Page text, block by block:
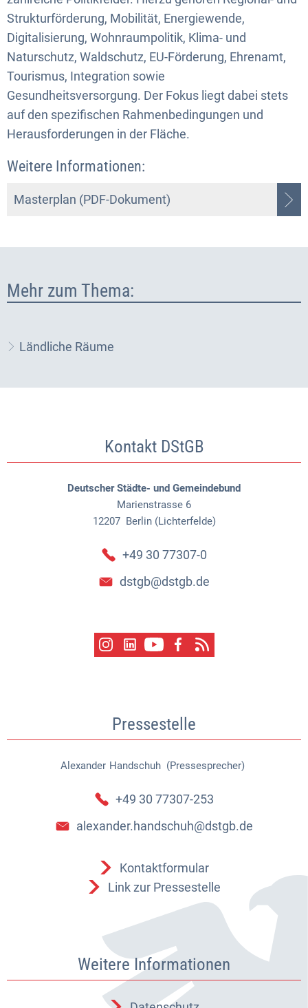
Strukturförderung, Mobilität, Energiewende,
Digitalisierung, Wohnraumpolitik, Klima- und
Naturschutz, Waldschutz, EU-Förderung, Ehrenamt,
Tourismus, Integration sowie
Gesundheitsversorgung. Der Fokus liegt dabei stets
auf den spezifischen Rahmenbedingungen und
Herausforderungen in der Fläche.
Weitere Informationen:
Masterplan (PDF-Dokument)
Mehr zum Thema:
Ländliche Räume
Kontakt DStGB
Deutscher Städte- und Gemeindebund
Marienstrasse 6
12207 Berlin (Lichterfelde)
+49 30 77307-0
dstgb@dstgb.de
Pressestelle
Alexander Handschuh (Pressesprecher)
Alexander Handschuh
+49 30 77307-253
alexander.handschuh@dstgb.de
Kontaktformular
Link zur Pressestelle
Weitere Informationen